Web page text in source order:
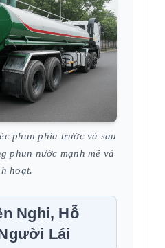
phun phía trước và sau
phun nước mạnh mẽ và
hoạt.
Nghi, Hỗ
Lái